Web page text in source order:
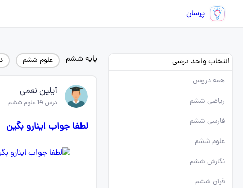
پرسان
انتخاب واحد درسی
همه دروس
ریاضی ششم
فارسی ششم
علوم ششم
نگارش ششم
قرآن ششم
پایه ششم علوم ششم
آیلین نعمی
درس 14 علوم ششم
لطفا جواب اینارو بگین